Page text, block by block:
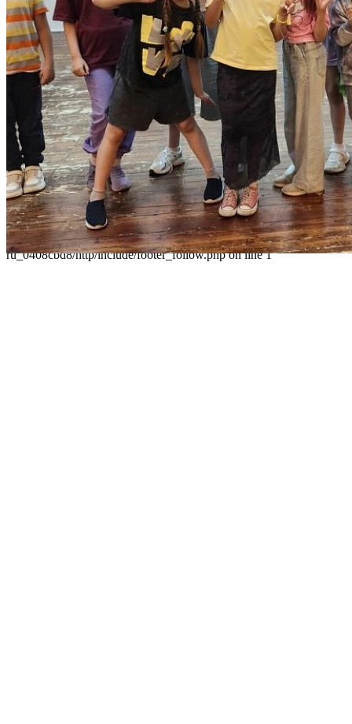
Приказ
Разделы
Главная
О Дворце
Родителям
Контакты
Карта сайта
Следуйте за нами
Parse error: syntax error, unexpected 'data' (T_STRING), expecting
']' in /home/virtwww/w_dvorec39-
ru_0408cbd8/http/include/footer_follow.php on line 1